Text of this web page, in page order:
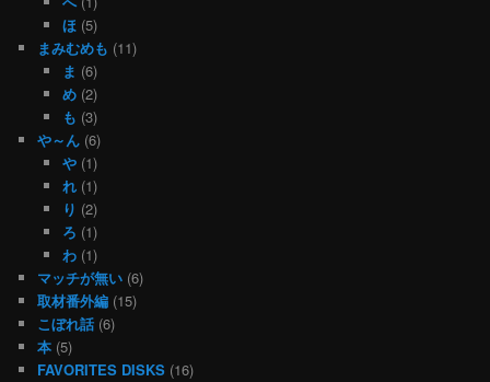
ほ(5)
まみむめも (11)
ま (6)
め(2)
も (3)
や～ん (6)
や(1)
れ(1)
り (2)
ろ (1)
わ(1)
マッチが無い (6)
取材番外編 (15)
こぼれ話 (6)
本 (5)
FAVORITES DISKS (16)